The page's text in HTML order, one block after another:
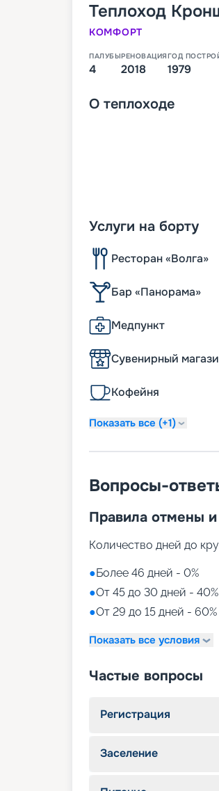
Теплоход
КОМФОРТ
ПАЛУБЫ
4
РЕНОВАЦИЯ
2018
ГОД
1979
О теплоходе
Услуги на борту
Ресторан «Волга»
Бар «Панорама»
Медпункт
Сувенирный
Кофейня
Показать все (+1)
Вопросы-
Правила отмены и
Количество дней до
●Более 46 дней - 0%
●От 45 до 30 дней - 40%
●От 29 до 15 дней - 60%
Показать все условия
Частые вопросы
Регистрация
Заселение